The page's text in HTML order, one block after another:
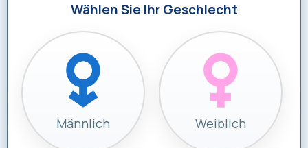
Wählen Sie Ihr Geschlecht
Männlich Weiblich